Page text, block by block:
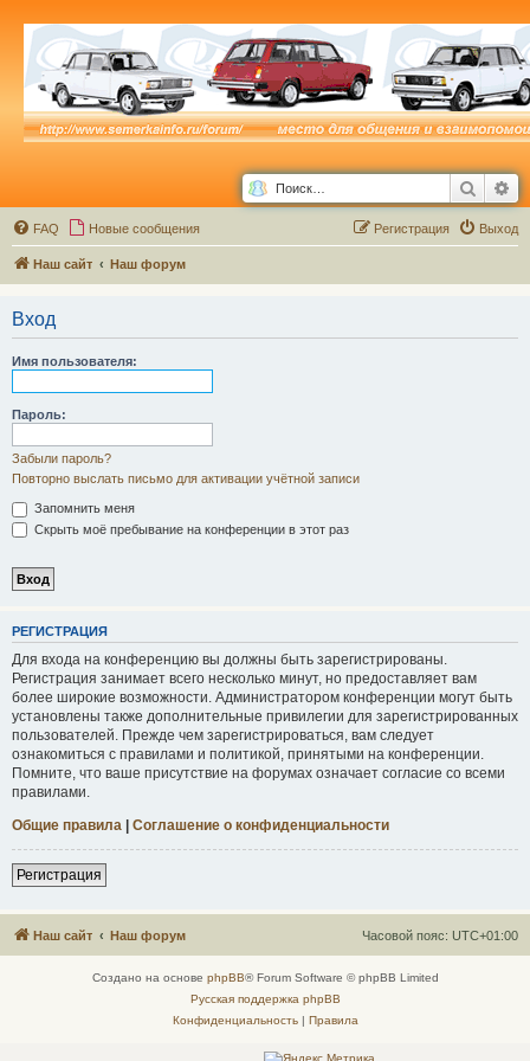
Поиск
FAQ Новые сообщения Выход
Регистрация
Наш сайт Наш форум
Вход
Имя пользователя:
Пароль:
Забыли пароль?
Повторно выслать письмо для активации учётной записи
Запомнить меня
Скрыть моё пребывание на конференции в этот раз
РЕГИСТРАЦИЯ
Для входа на конференцию вы должны быть зарегистрированы.
Регистрация занимает всего несколько минут, но предоставляет вам
более широкие возможности. Администратором конференции могут быть
установлены также дополнительные привилегии для зарегистрированных
пользователей. Прежде чем зарегистрироваться, вам следует
ознакомиться с правилами и политикой, принятыми на конференции.
Помните, что ваше присутствие на форумах означает согласие со всеми
правилами.
Общие правила | Соглашение о конфиденциальности
Регистрация
Наш сайт Наш форум Часовой пояс: UTC+01:00
Создано на основе phpBB® Forum Software © phpBB Limited
Русская поддержка phpBB
Конфиденциальность| Правила